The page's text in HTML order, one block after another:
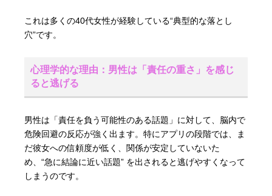
これは多くの40代女性が経験している“典型的な落とし
穴”です。
心理学的な理由：男性は「責任の重さ」を感じ
ると逃げる
男性は「責任を負う可能性のある話題」に対して、脳内で
危険回避の反応が強く出ます。特にアプリの段階では、ま
だ彼女への信頼度が低く、関係が安定していないた
め、“急に結論に近い話題” を出されると逃げやすくなって
しまうのです。